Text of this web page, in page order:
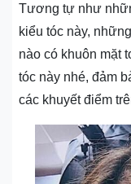
Tương tự như
kiểu tóc này,
nào có khuôn mặt
tóc này nhé, đảm
các khuyết điểm